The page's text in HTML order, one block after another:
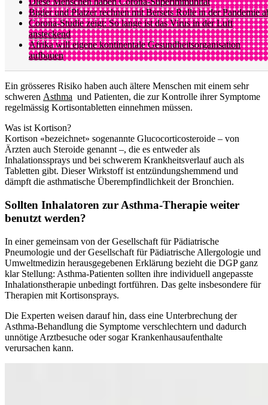
Bigler und Platzer rechnen mit Bersets Rolle in der Pandemie
Corona-Studie zeigt: So lange ist das Virus in der Luft
ansteckend
Afrika will eigene kontinentale Gesundheitsorganisation
aufbauen
Ein grösseres Risiko haben auch ältere Menschen mit einem sehr
schweren Asthma und Patienten, die zur Kontrolle ihrer Symptome
regelmässig Kortisontabletten einnehmen müssen.
Was ist Kortison?
Kortison «bezeichnet» sogenannte Glucocorticosteroide – von
Ärzten auch Steroide genannt –, die es entweder als
Inhalationssprays und bei schwerem Krankheitsverlauf auch als
Tabletten gibt. Dieser Wirkstoff ist entzündungshemmend und
dämpft die asthmatische Überempfindlichkeit der Bronchien.
Sollten Inhalatoren zur Asthma-Therapie weiter
benutzt werden?
In einer gemeinsam von der Gesellschaft für Pädiatrische
Pneumologie und der Gesellschaft für Pädiatrische Allergologie und
Umweltmedizin herausgegebenen Erklärung bezieht die DGP ganz
klar Stellung: Asthma-Patienten sollten ihre individuell angepasste
Inhalationstherapie unbedingt fortführen. Das gelte insbesondere für
Therapien mit Kortisonsprays.
Die Experten weisen darauf hin, dass eine Unterbrechung der
Asthma-Behandlung die Symptome verschlechtern und dadurch
unnötige Arztbesuche oder sogar Krankenhausaufenthalte
verursachen kann.